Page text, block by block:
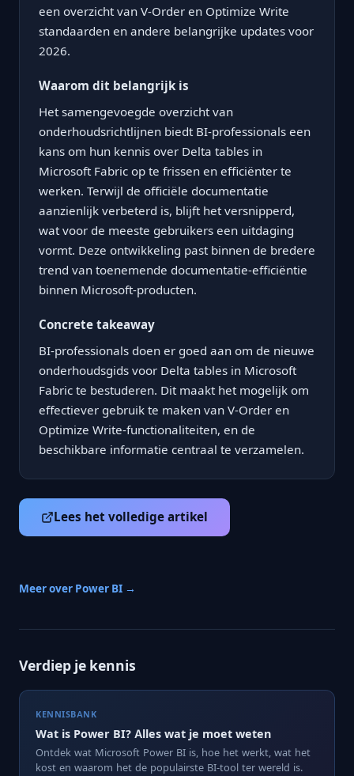
een overzicht van V-Order en Optimize Write
standaarden en andere belangrijke updates voor
2026.
Waarom dit belangrijk is
Het samengevoegde overzicht van
onderhoudsrichtlijnen biedt BI-professionals een
kans om hun kennis over Delta tables in
Microsoft Fabric op te frissen en efficiënter te
werken. Terwijl de officiële documentatie
aanzienlijk verbeterd is, blijft het versnipperd,
wat voor de meeste gebruikers een uitdaging
vormt. Deze ontwikkeling past binnen de bredere
trend van toenemende documentatie-efficiëntie
binnen Microsoft-producten.
Concrete takeaway
BI-professionals doen er goed aan om de nieuwe
onderhoudsgids voor Delta tables in Microsoft
Fabric te bestuderen. Dit maakt het mogelijk om
effectiever gebruik te maken van V-Order en
Optimize Write-functionaliteiten, en de
beschikbare informatie centraal te verzamelen.
Lees het volledige artikel
Meer over Power BI →
Verdiep je kennis
KENNISBANK
Wat is Power BI? Alles wat je moet weten
Ontdek wat Microsoft Power BI is, hoe het werkt, wat het
kost en waarom het de populairste BI-tool ter wereld is.